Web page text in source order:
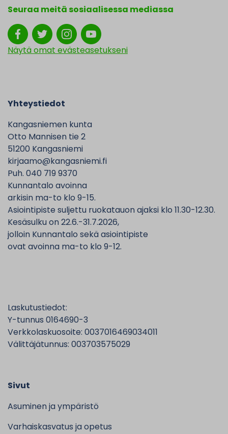
Seuraa meitä sosiaalisessa mediassa
Näytä omat evästeasetukseni
Yhteystiedot
Kangasniemen kunta
Otto Mannisen tie 2
51200 Kangasniemi
kirjaamo@kangasniemi.fi
Puh. 040 719 9370
Kunnantalo avoinna
arkisin ma-to klo 9-15.
Asiointipiste suljettu ruokatauon ajaksi klo 11.30-12.30.
Kesäsulku on 22.6.-31.7.2026,
jolloin Kunnantalo sekä asiointipiste
ovat avoinna ma-to klo 9-12.
Laskutustiedot:
Y-tunnus 0164690-3
Verkkolaskuosoite: 0037016469034011
Välittäjätunnus: 003703575029
Sivut
Asuminen ja ympäristö
Varhaiskasvatus ja opetus